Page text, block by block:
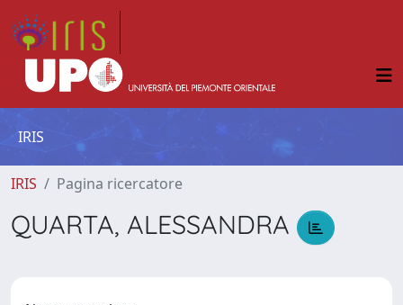
IRIS
IRIS Pagina ricercatore
QUARTA, ALESSANDRA